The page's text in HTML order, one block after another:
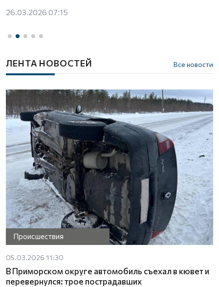
26.03.2026 07:15
ЛЕНТА НОВОСТЕЙ Все новости
Происшествия
05.03.2026 11:30
В Приморском округе автомобиль съехал в кювет и
перевернулся: трое пострадавших